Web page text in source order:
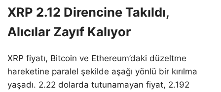
XRP 2.12 Direncine Takıldı,
Alıcılar Zayıf Kalıyor
XRP fiyatı, Bitcoin ve Ethereum’daki düzeltme
hareketine paralel şekilde aşağı yönlü bir kırılma
yaşadı. 2.22 dolarda tutunamayan fiyat, 2.192